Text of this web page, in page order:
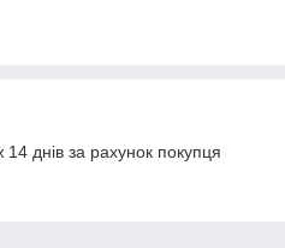
днів за рахунок покупця